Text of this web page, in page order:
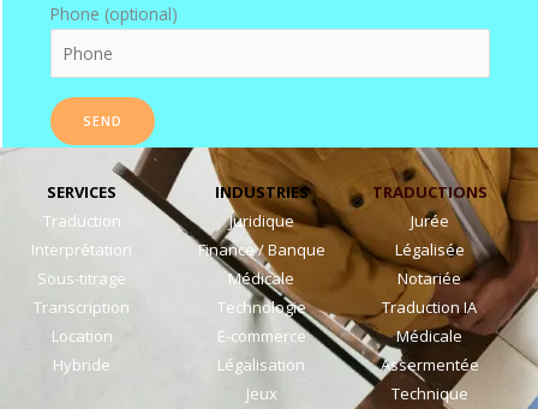
Phone (optional)
SERVICES
Traduction
Interprétation
Sous-titrage
Transcription
Location
Hybride
INDUSTRIES
Juridique
Finance / Banque
Médicale
Technologie
E-commerce
Légalisation
Jeux
TRADUCTIONS
Jurée
Légalisée
Notariée
Traduction IA
Médicale
Assermentée
Technique